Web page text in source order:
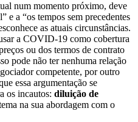
num momento próximo, deve
e a “os tempos sem precedentes
as atuais circunstâncias.
a COVID-19 como cobertura
ou dos termos de contrato
pode não ter nenhuma relação
competente, por outro
essa argumentação se
os incautos: diluição de
na sua abordagem com o